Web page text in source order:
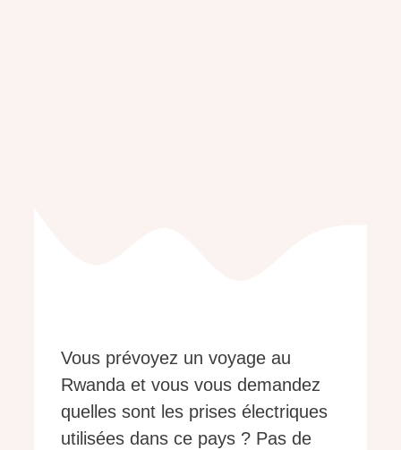
Vous prévoyez un voyage au
Rwanda et vous vous demandez
quelles sont les prises électriques
utilisées dans ce pays ? Pas de